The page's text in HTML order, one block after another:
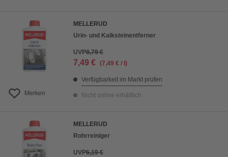
Merken
MELLERUD
Urin- und Kalksteinentferner
UVP8,79 €
7,49 € (7,49 € / l)
Verfügbarkeit im Markt prüfen
Nicht online erhältlich
MELLERUD
Rohrreiniger
UVP6,19 €